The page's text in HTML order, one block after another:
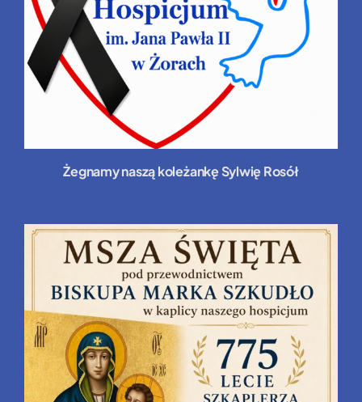
Żegnamy naszą koleżankę Sylwię Rosół